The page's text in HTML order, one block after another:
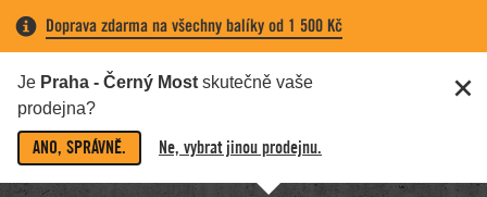
Doprava zdarma na všechny balíky od 1 500 Kč
Je Praha - Černý Most skutečně vaše
prodejna?
ANO, SPRÁVNĚ. Ne, vybrat jinou prodejnu.